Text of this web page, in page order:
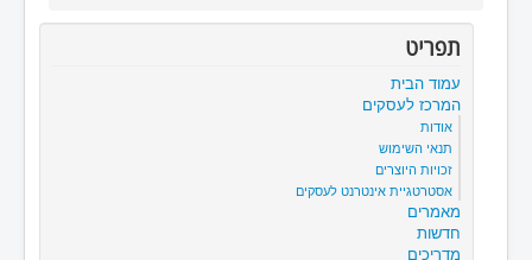
תפריט
עמוד הבית
המרכז לעסקים
אודות
תנאי השימוש
זכויות היוצרים
אסטרטגיית אינטרנט לעסקים
מאמרים
חדשות
מדריכים